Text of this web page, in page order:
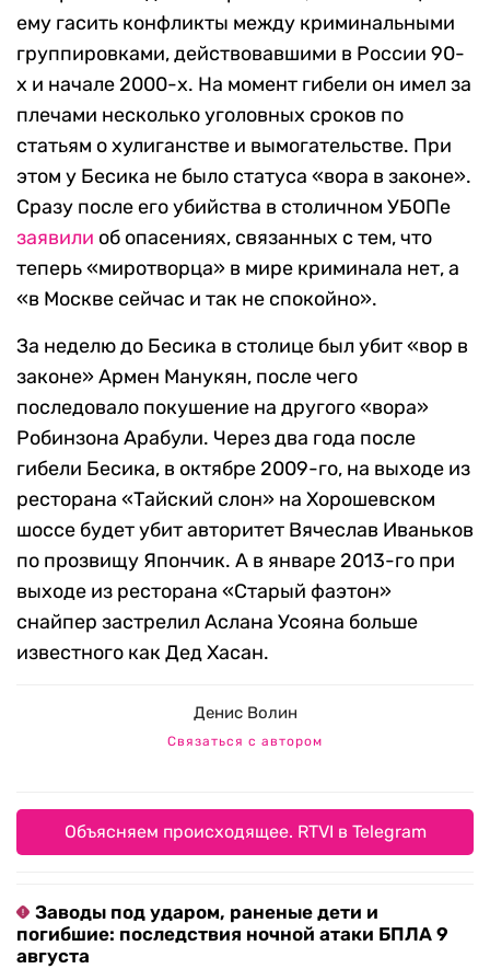
ему гасить конфликты между криминальными
группировками, действовавшими в России 90-
х и начале 2000-х. На момент гибели он имел за
плечами несколько уголовных сроков по
статьям о хулиганстве и вымогательстве. При
этом у Бесика не было статуса «вора в законе».
Сразу после его убийства в столичном УБОПе
заявили об опасениях, связанных с тем, что
теперь «миротворца» в мире криминала нет, а
«в Москве сейчас и так не спокойно».
За неделю до Бесика в столице был убит «вор в
законе» Армен Манукян, после чего
последовало покушение на другого «вора»
Робинзона Арабули. Через два года после
гибели Бесика, в октябре 2009-го, на выходе из
ресторана «Тайский слон» на Хорошевском
шоссе будет убит авторитет Вячеслав Иваньков
по прозвищу Япончик. А в январе 2013-го при
выходе из ресторана «Старый фаэтон»
снайпер застрелил Аслана Усояна больше
известного как Дед Хасан.
Денис Волин
Связаться с автором
Объясняем происходящее. RTVI в Telegram
Заводы под ударом, раненые дети и
погибшие: последствия ночной атаки БПЛА 9
августа